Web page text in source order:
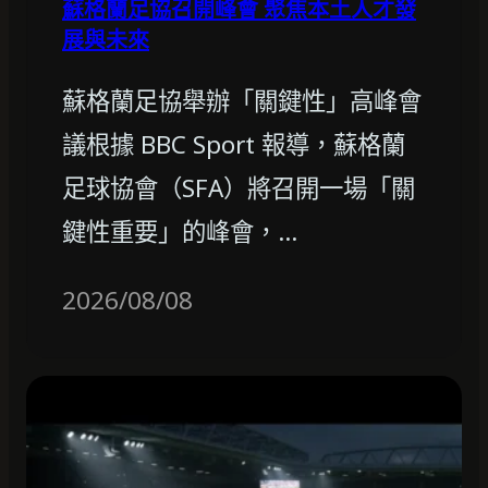
蘇格蘭足協召開峰會 聚焦本土人才發
展與未來
蘇格蘭足協舉辦「關鍵性」高峰會
議根據 BBC Sport 報導，蘇格蘭
足球協會（SFA）將召開一場「關
鍵性重要」的峰會，…
2026/08/08